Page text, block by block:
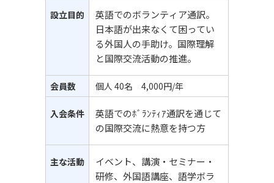
設立目的
英語でのボランティア通訳。
日本語が出来なくて困ってい
る外国人の手助け。国際理解
と国際交流活動の推進。
会員数 個人 40名 4,000円/年
入会条件
英語でのﾎﾞﾗﾝﾃｨｱ通訳を通じて
の国際交流に熱意を持つ方
主な活動
イベント、講演・セミナー・
研修、外国語講座、語学ボラ